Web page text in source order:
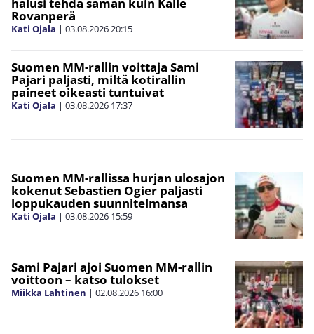
halusi tehdä saman kuin Kalle
Rovanperä
Kati Ojala | 03.08.202620:15
Suomen MM-rallin voittaja Sami
Pajari paljasti, miltä kotirallin
paineet oikeasti tuntuivat
Kati Ojala | 03.08.2026 17:37
Suomen MM-rallissa hurjan ulosajon
kokenut Sebastien Ogier paljasti
loppukauden suunnitelmansa
Kati Ojala | 03.08.2026 15:59
Sami Pajari ajoi Suomen MM-rallin
voittoon – katso tulokset
Miikka Lahtinen | 02.08.2026 16:00